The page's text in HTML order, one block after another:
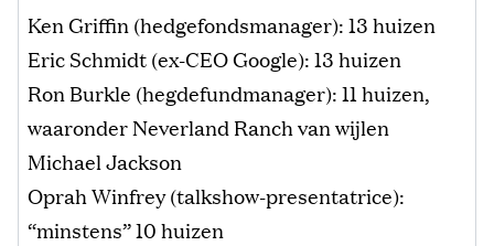
Ken Griffin (hedgefondsmanager): 13 huizen
Eric Schmidt (ex-CEO Google): 13 huizen
Ron Burkle (hegdefundmanager): 11 huizen,
waaronder Neverland Ranch van wijlen
Michael Jackson
Oprah Winfrey (talkshow-presentatrice):
“minstens” 10 huizen